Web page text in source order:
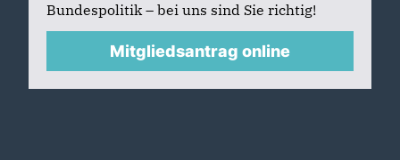
Bundespolitik – bei uns sind Sie richtig!
Mitgliedsantrag online